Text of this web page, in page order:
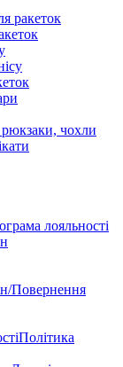
ракеток
рюкзаки, чохли
лояльності
Повернення
Політика